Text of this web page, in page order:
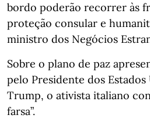
bordo poderão recorrer às
proteção consular e
ministro dos Negócios
Sobre o plano de paz
pelo Presidente dos
Trump, o ativista italiano
farsa”.